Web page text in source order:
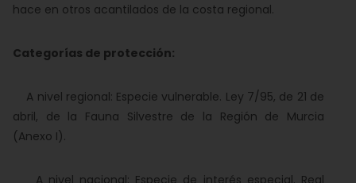
hace en otros acantilados de la costa regional.
Categorías de protección:
A nivel regional: Especie vulnerable. Ley 7/95, de 21 de
abril, de la Fauna Silvestre de la Región de Murcia
(Anexo I).
A nivel nacional: Especie de interés especial. Real